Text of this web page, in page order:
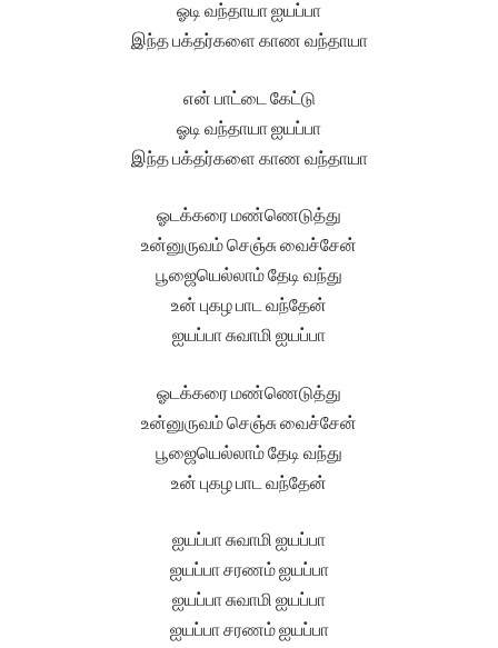
ஓடி வந்தாயா ஐயப்பா
இந்த பக்தர்களை காண வந்தாயா
என் பாட்டை கேட்டு
ஓடி வந்தாயா ஐயப்பா
இந்த பக்தர்களை காண வந்தாயா
ஓடக்கரை மண்ணெடுத்து
உன்னுருவம் செஞ்சு வைச்சேன்
பூஜையெல்லாம் தேடி வந்து
உன் புகழ பாட வந்தேன்
ஐயப்பா சுவாமி ஐயப்பா
ஓடக்கரை மண்ணெடுத்து
உன்னுருவம் செஞ்சு வைச்சேன்
பூஜையெல்லாம் தேடி வந்து
உன் புகழ பாட வந்தேன்
ஐயப்பா சுவாமி ஐயப்பா
ஐயப்பா சரணம் ஐயப்பா
ஐயப்பா சுவாமி ஐயப்பா
ஐயப்பா சரணம் ஐயப்பா